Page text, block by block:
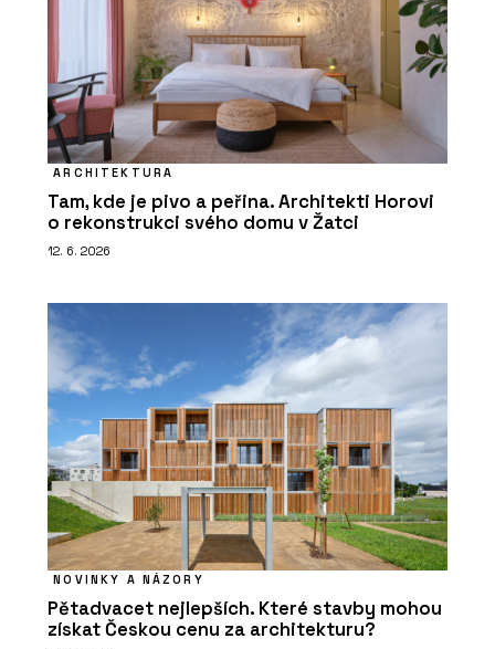
ARCHITEKTURA
Tam, kde je pivo a peřina. Architekti Horovi
o rekonstrukci svého domu v Žatci
12. 6. 2026
NOVINKY A NÁZORY
Pětadvacet nejlepších. Které stavby mohou
získat Českou cenu za architekturu?